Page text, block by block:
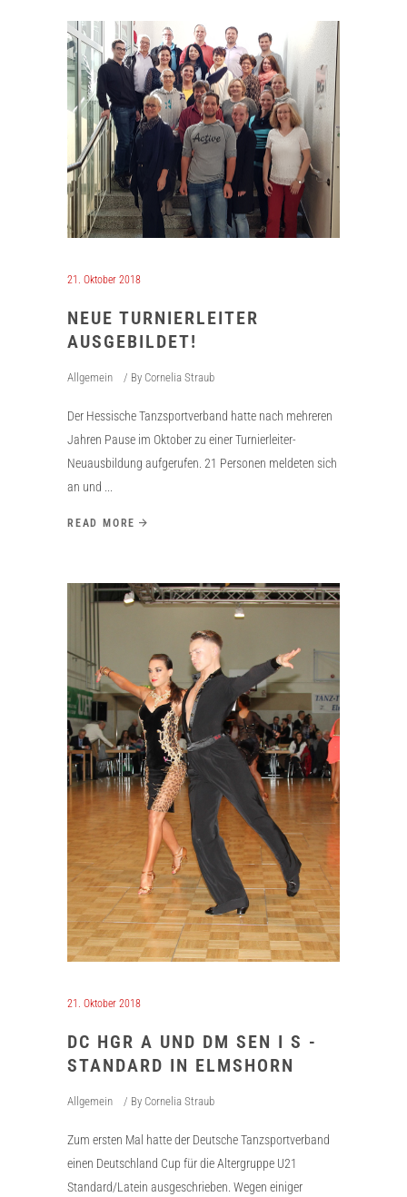
21. Oktober 2018
NEUE TURNIERLEITER
AUSGEBILDET!
Allgemein By Cornelia Straub
Der Hessische Tanzsportverband hatte nach mehreren
Jahren Pause im Oktober zu einer Turnierleiter-
Neuausbildung aufgerufen. 21 Personen meldeten sich
an und
READ MORE
21. Oktober 2018
DC HGR A UND DM SEN I S -
STANDARD IN ELMSHORN
Allgemein By Cornelia Straub
Zum ersten Mal hatte der Deutsche Tanzsportverband
einen Deutschland Cup für die Altergruppe U21
Standard/Latein ausgeschrieben. Wegen einiger